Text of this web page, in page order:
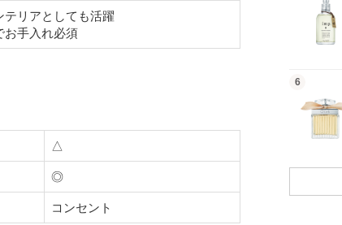
テリアとしても活躍
お手入れ必須
△
◎
コンセント
6